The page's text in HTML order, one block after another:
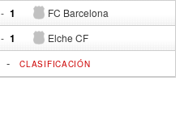
- FC Barcelona
1
- Elche CF
1
-CLASIFICACIÓN